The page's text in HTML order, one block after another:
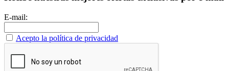
E-mail:
Acepto la política de privacidad